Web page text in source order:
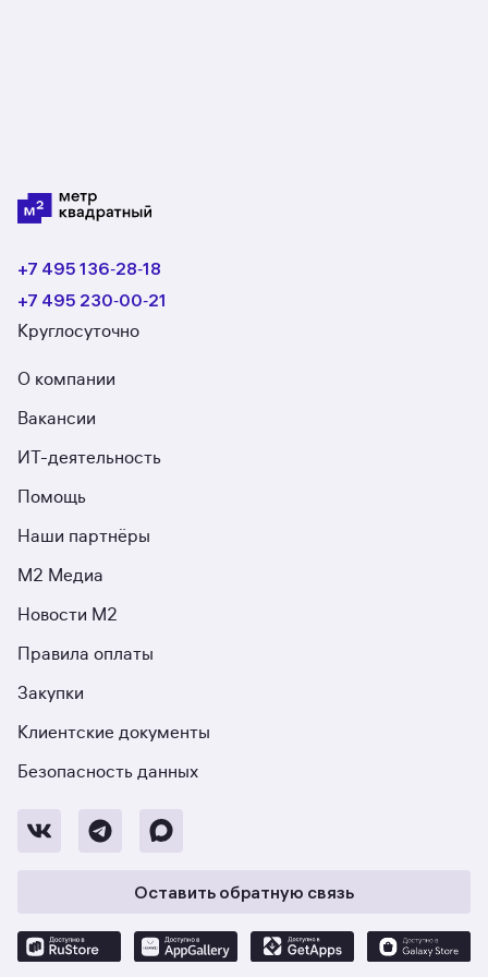
+7 495 136‑28‑18
+7 495 230‑00‑21
Круглосуточно
О компании
Вакансии
ИТ-деятельность
Помощь
Наши партнёры
М2 Медиа
Новости М2
Правила оплаты
Закупки
Клиентские документы
Безопасность данных
Оставить обратную связь